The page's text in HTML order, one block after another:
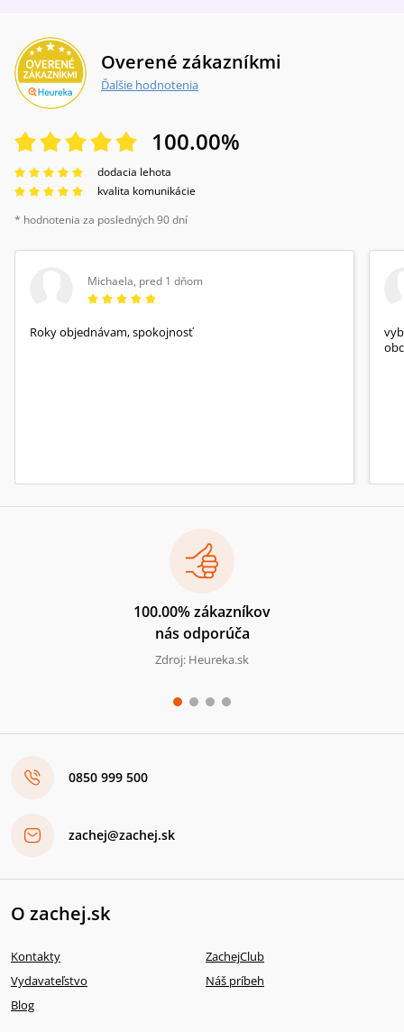
Overené zákazníkmi
Ďalšie hodnotenia
100.00%
dodacia lehota
kvalita komunikácie
* hodnotenia za posledných 90 dní
Michaela, pred 1 dňom
Roky objednávam, spokojnosť
100.00% zákazníkov
nás odporúča
Zdroj: Heureka.sk
0850 999 500
zachej@zachej.sk
O zachej.sk
Kontakty
ZachejClub
Vydavateľstvo
Náš príbeh
Blog